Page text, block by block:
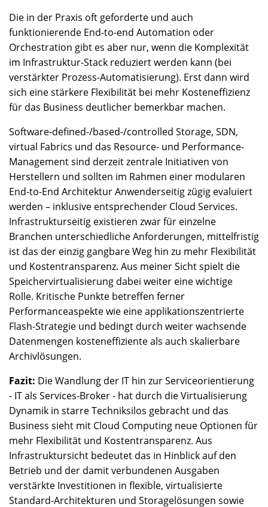
Die in der Praxis oft geforderte und auch
funktionierende End-to-end Automation oder
Orchestration gibt es aber nur, wenn die Komplexität
im Infrastruktur-Stack reduziert werden kann (bei
verstärkter Prozess-Automatisierung). Erst dann wird
sich eine stärkere Flexibilität bei mehr Kosteneffizienz
für das Business deutlicher bemerkbar machen.
Software-defined-/based-/controlled Storage, SDN,
virtual Fabrics und das Resource- und Performance-
Management sind derzeit zentrale Initiativen von
Herstellern und sollten im Rahmen einer modularen
End-to-End Architektur Anwenderseitig zügig evaluiert
werden – inklusive entsprechender Cloud Services.
Infrastrukturseitig existieren zwar für einzelne
Branchen unterschiedliche Anforderungen, mittelfristig
ist das der einzig gangbare Weg hin zu mehr Flexibilität
und Kostentransparenz. Aus meiner Sicht spielt die
Speichervirtualisierung dabei weiter eine wichtige
Rolle. Kritische Punkte betreffen ferner
Performanceaspekte wie eine applikationszentrierte
Flash-Strategie und bedingt durch weiter wachsende
Datenmengen kosteneffiziente als auch skalierbare
Archivlösungen.
Fazit: Die Wandlung der IT hin zur Serviceorientierung
- IT als Services-Broker - hat durch die Virtualisierung
Dynamik in starre Techniksilos gebracht und das
Business sieht mit Cloud Computing neue Optionen für
mehr Flexibilität und Kostentransparenz. Aus
Infrastruktursicht bedeutet das in Hinblick auf den
Betrieb und der damit verbundenen Ausgaben
verstärkte Investitionen in flexible, virtualisierte
Standard-Architekturen und Storagelösungen sowie